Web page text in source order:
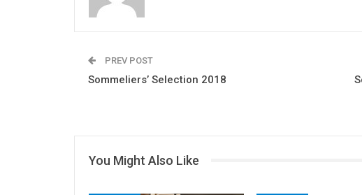
PREV POST
Sommeliers’ Selection 2018
You Might Also Like